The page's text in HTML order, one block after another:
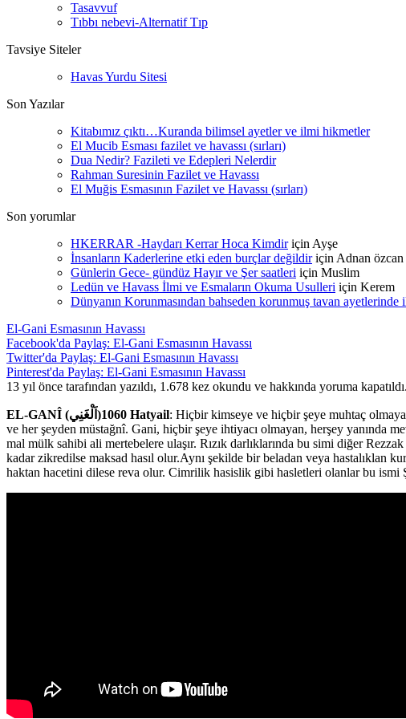
Tasavvuf
Tıbbı nebevi-Alternatif Tıp
Tavsiye Siteler
Havas Yurdu Sitesi
Son Yazılar
Kitabımız çıktı…Kuranda bilimsel ayetler ve ilmi hikmetler
El Mucib Esması fazilet ve havassı (sırları)
Dua Nedir? Fazileti ve Edepleri Nelerdir
Rahman Suresinin Fazilet ve Havassı
El Muğis Esmasının Fazilet ve Havassı (sırları)
Son yorumlar
HKERRAR -Haydarı Kerrar Hoca Kimdiriçin Ayşe
İnsanların Kaderlerine etki eden burçlar değildiriçin Adnan özcan
Günlerin Gece- gündüz Hayır ve Şer saatleri için Muslim
Ledün ve Havass İlmi ve Esmaların Okuma Usulleri için Kerem
Dünyanın Korunmasından bahseden korunmuş tavan
El-Gani Esmasının Havassı
Facebook'da Paylaş: El-Gani Esmasının Havassı
Twitter'da Paylaş: El-Gani Esmasının Havassı
Pinterest'da Paylaş: El-Gani Esmasının Havassı
13 yıl önce tarafından yazıldı, 1.678 kez okundu ve hakkında yoruma kapatıldı.
EL-GANÎ (اَلْغَنِي)1060 Hatyail: Hiçbir kimseye ve hiçbir şeye muhtaç
ve her şeyden müstağnî. Gani, hiçbir şeye ihtiyacı olmayan, herşey yanında
mal mülk sahibi ali mertebelere ulaşır. Rızık darlıklarında bu simi diğer
kadar zikredilse maksad hasıl olur.Aynı şekilde bir beladan veya hastalıklan
haktan hacetini dilese reva olur. Cimrilik hasislik gibi hasletleri olanlar bu